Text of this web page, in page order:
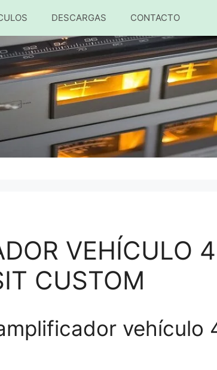
DESCARGAS CONTACTO
VEHÍCULO
CUSTOM